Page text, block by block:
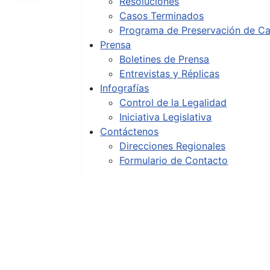
Casos Terminados
Programa de Preservación de
Prensa
Boletines de Prensa
Entrevistas y Réplicas
Infografías
Control de la Legalidad
Iniciativa Legislativa
Contáctenos
Direcciones Regionales
Formulario de Contacto